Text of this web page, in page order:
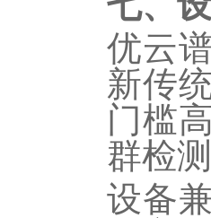
优云
新传
门槛
群检
设备